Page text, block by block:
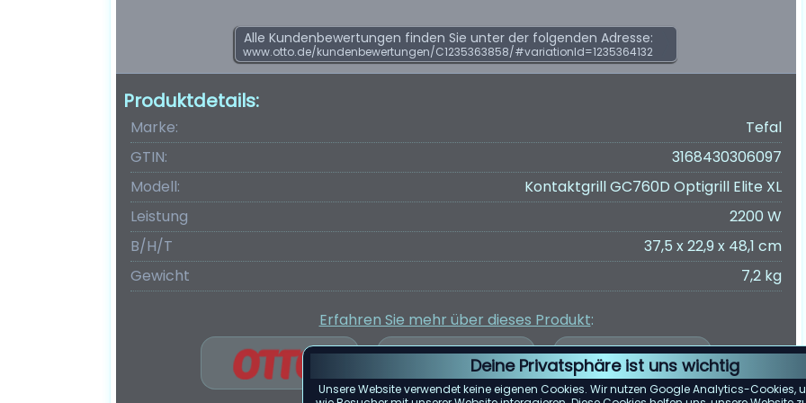
Deine Privatsphäre ist uns wichtig
Unsere Website verwendet keine eigenen Cookies. Wir nutzen Google Analytics-Cookies,
Alle Kundenbewertungen finden Sie unter der folgenden Adresse:
www.otto.de/kundenbewertungen/C1235363858/#variationId=1235364132
Produktdetails:
Marke:
Tefal
GTIN:
3168430306097
Modell:
Kontaktgrill GC760D Optigrill Elite XL
Leistung
2200 W
B/H/T
37,5 x 22,9 x 48,1 cm
Gewicht
7,2 kg
Erfahren Sie mehr über dieses Produkt: